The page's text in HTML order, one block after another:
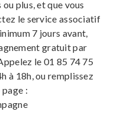
plus, et que vous
le service associatif
7 jours avant,
gratuit par
le 01 85 74 75
à 18h, ou remplissez
: